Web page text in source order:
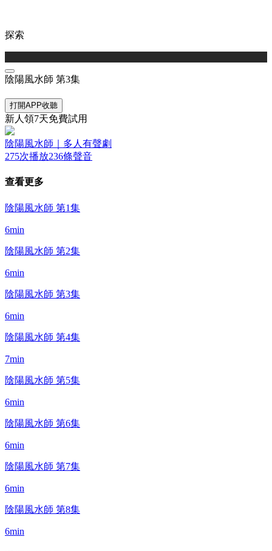
探索
陰陽風水師 第3集
打開APP收聽
新人領7天免費試用
陰陽風水師｜多人有聲劇
275次播放236條聲音
查看更多
陰陽風水師 第1集
6min
陰陽風水師 第2集
6min
陰陽風水師 第3集
6min
陰陽風水師 第4集
7min
陰陽風水師 第5集
6min
陰陽風水師 第6集
6min
陰陽風水師 第7集
6min
陰陽風水師 第8集
6min